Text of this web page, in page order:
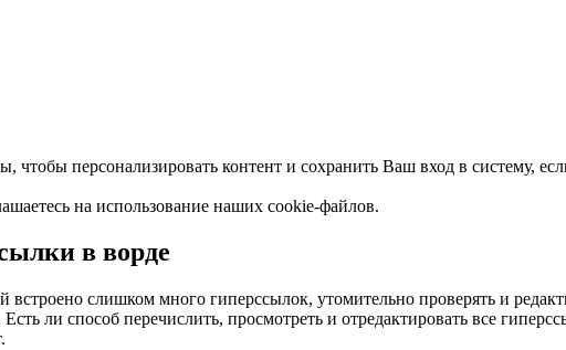
чтобы персонализировать контент и сохранить Ваш вход в систему,
на использование наших cookie-файлов.
в ворде
встроено слишком много гиперссылок, утомительно проверять и
ли способ перечислить, просмотреть и отредактировать все